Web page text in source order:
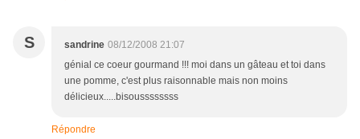
S sandrine 08/12/2008 21:07
génial ce coeur gourmand !!! moi dans un gâteau et toi dans
une pomme, c'est plus raisonnable mais non moins
délicieux.....bisoussssssss
Répondre